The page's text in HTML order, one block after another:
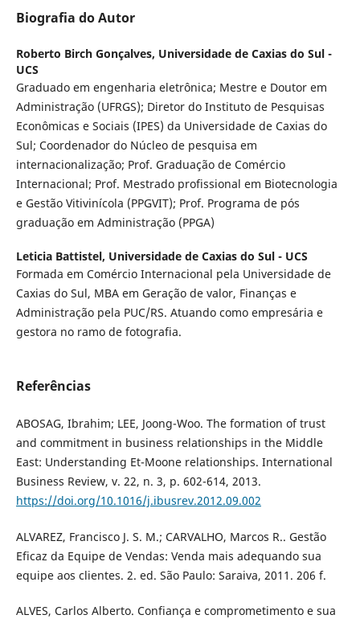
Biografia do Autor
Roberto Birch Gonçalves, Universidade de Caxias do Sul -
UCS
Graduado em engenharia eletrônica; Mestre e Doutor em
Administração (UFRGS); Diretor do Instituto de Pesquisas
Econômicas e Sociais (IPES) da Universidade de Caxias do
Sul; Coordenador do Núcleo de pesquisa em
internacionalização; Prof. Graduação de Comércio
Internacional; Prof. Mestrado profissional em Biotecnologia
e Gestão Vitivinícola (PPGVIT); Prof. Programa de pós
graduação em Administração (PPGA)
Leticia Battistel, Universidade de Caxias do Sul - UCS
Formada em Comércio Internacional pela Universidade de
Caxias do Sul, MBA em Geração de valor, Finanças e
Administração pela PUC/RS. Atuando como empresária e
gestora no ramo de fotografia.
Referências
ABOSAG, Ibrahim; LEE, Joong-Woo. The formation of trust
and commitment in business relationships in the Middle
East: Understanding Et-Moone relationships. International
Business Review, v. 22, n. 3, p. 602-614, 2013.
https://doi.org/10.1016/j.ibusrev.2012.09.002
ALVAREZ, Francisco J. S. M.; CARVALHO, Marcos R.. Gestão
Eficaz da Equipe de Vendas: Venda mais adequando sua
equipe aos clientes. 2. ed. São Paulo: Saraiva, 2011. 206 f.
ALVES, Carlos Alberto. Confiança e comprometimento e sua